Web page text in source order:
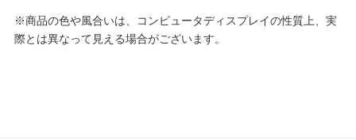
※商品の色や風合いは、コンピュータディスプレイの性質上、実
際とは異なって見える場合がございます。